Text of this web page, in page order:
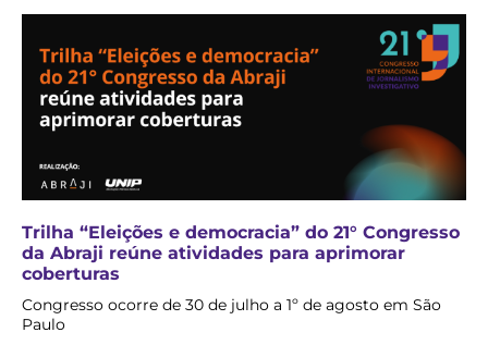
Trilha “Eleições e democracia” do 21° Congresso
da Abraji reúne atividades para aprimorar
coberturas
Congresso ocorre de 30 de julho a 1º de agosto em São
Paulo